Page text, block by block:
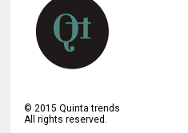
©2015 Quinta trends
All rights reserved.